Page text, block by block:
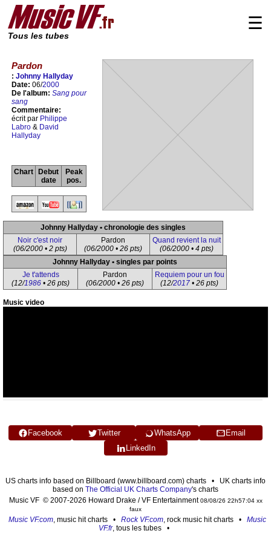
Tous les tubes
☰
Pardon
: Johnny Hallyday
Date: 06/2000
De l'album: Sang pour
sang
Commentaire:
écrit par Philippe
Labro & David
Hallyday
Chart
Debut
date
Peak
pos.
Johnny Hallyday • chronologie des singles
Noir c'est noir
(06/2000 • 2 pts)
Pardon
(06/2000 • 26 pts)
Quand revient la nuit
(06/2000 • 4 pts)
Johnny Hallyday • singles par points
Je t'attends
(12/1986 • 26 pts)
Pardon
(06/2000 • 26 pts)
Requiem pour un fou
(12/2017 • 26 pts)
Music video
Facebook Twitter WhatsApp
Email
LinkedIn
US charts info based on Billboard (www.billboard.com) charts • UK charts info
based on The Official UK Charts Company's charts
Music VF © 2007-2026 Howard Drake / VF Entertainment08/08/26 22h57:04 xx
faux
Music VF.com, music hit charts • Rock VF.com, rock music hit charts • Music
VF.fr, tous les tubes •